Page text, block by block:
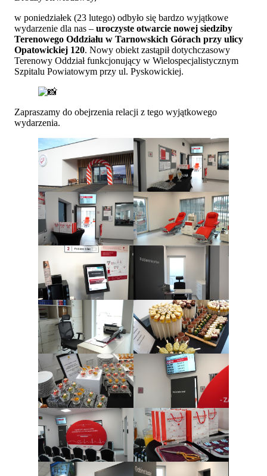
w poniedziałek (23 lutego) odbyło się bardzo wyjątkowe
wydarzenie dla nas – uroczyste otwarcie nowej siedziby
Terenowego Oddziału w Tarnowskich Górach przy ulicy
Opatowickiej 120. Nowy obiekt zastąpił dotychczasowy
Terenowy Oddział funkcjonujący w Wielospecjalistycznym
Szpitalu Powiatowym przy ul. Pyskowickiej.
Zapraszamy do obejrzenia relacji z tego wyjątkowego
wydarzenia.